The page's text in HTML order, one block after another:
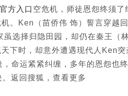
方入口 空危机，师徒恩怨终须
。Ken（苗侨伟 饰）誓言穿越
选择归隐田园，却仍在秦王（
下时，却意外遭遇现代人Ken
命运紧紧纠缠，多年的恩怨也
返回搜狐，查看更多